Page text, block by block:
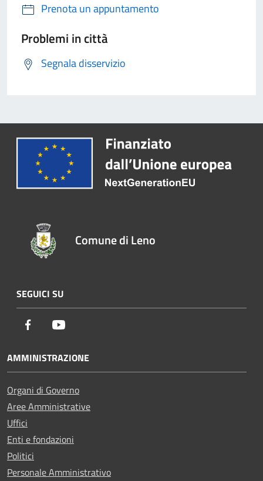
Prenota un appuntamento
Problemi in città
Segnala disservizio
Comune di Leno
SEGUICI SU
Facebook
AMMINISTRAZIONE
Organi di Governo
Aree Amministrative
Uffici
Enti e fondazioni
Politici
Personale Amministrativo